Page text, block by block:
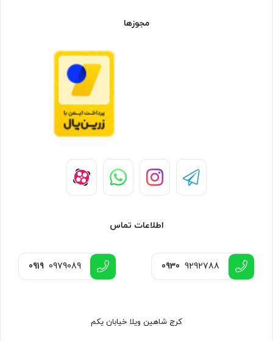
مجوزها
اطلاعات تماس
0930 9292788
0919 0979089
کرج شاهین ویلا خیابان یکم